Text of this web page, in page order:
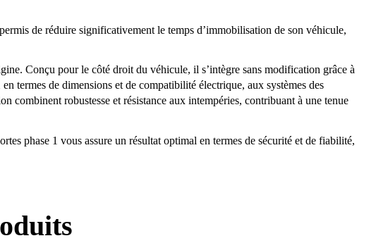
de réduire significativement le temps d’immobilisation de son véhicule,
Conçu pour le côté droit du véhicule, il s’intègre sans modification grâce à
termes de dimensions et de compatibilité électrique, aux systèmes des
combinent robustesse et résistance aux intempéries, contribuant à une tenue
phase 1 vous assure un résultat optimal en termes de sécurité et de fiabilité,